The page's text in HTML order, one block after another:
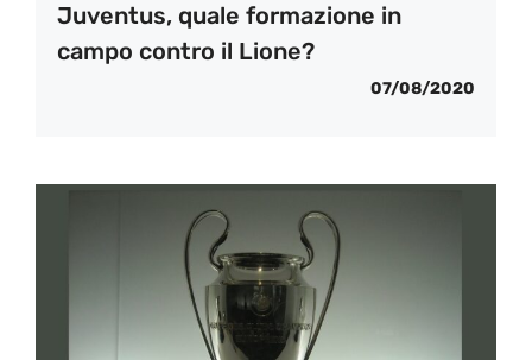
Juventus, quale formazione in
campo contro il Lione?
07/08/2020